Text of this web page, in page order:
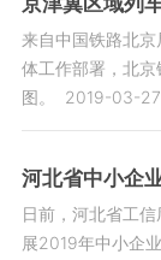
来自中国铁路北
体工作部署，北
图。
2019-03-
河北省中小企
日前，河北省工
展2019年中小企